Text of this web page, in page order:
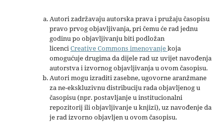
Autori zadržavaju autorska prava i pružaju časopisu
pravo prvog objavljivanja, pri čemu će rad jednu
godinu po objavljivanju biti podložan
licenciCreative Commons imenovanjekoja
omogućuje drugima da dijele rad uz uvijet navođenja
autorstva i izvornog objavljivanja u ovom časopisu.
Autori mogu izraditi zasebne, ugovorne aranžmane
za ne-ekskluzivnu distribuciju rada objavljenog u
časopisu (npr. postavljanje u institucionalni
repozitorij ili objavljivanje u knjizi), uz navođenje da
je rad izvorno objavljen u ovom časopisu.